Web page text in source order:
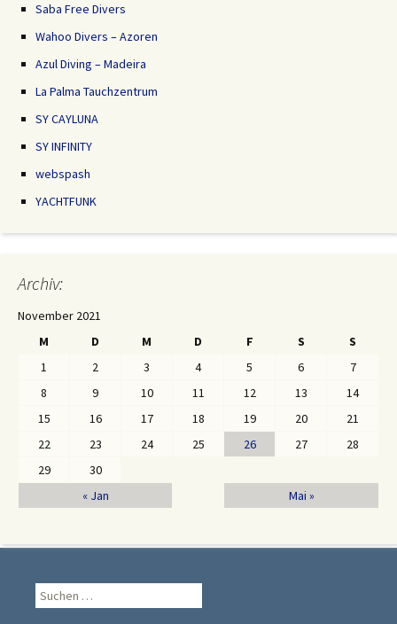
Saba Free Divers
Wahoo Divers – Azoren
Azul Diving – Madeira
La Palma Tauchzentrum
SY CAYLUNA
SY INFINITY
webspash
YACHTFUNK
Archiv:
November 2021
M
D M D F S S
« Jan Mai »
1 2 3 4 5 6
7
8
9 10 11 12 13
14
15
16 17 18 19 20
21
22
23 24 25 26 27
28
29
30
Suche
nach: